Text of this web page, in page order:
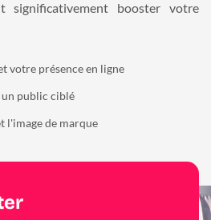
significativement booster votre
votre présence en ligne
public ciblé
l'image de marque